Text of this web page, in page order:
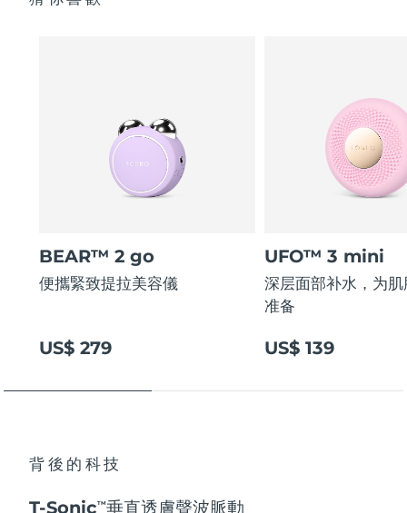
BEAR™ 2 go
便攜緊致提拉美容儀
US$ 279
UFO™ 3 mini
深层面部补水，为
准备
US$ 139
背後的科技
T-SonicTM 垂直透膚聲波脈動